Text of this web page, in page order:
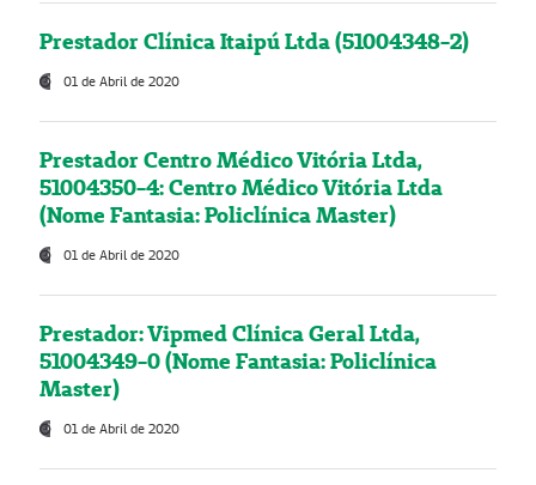
Prestador Clínica Itaipú Ltda (51004348-2)
01 de Abril de 2020
Prestador Centro Médico Vitória Ltda,
51004350-4: Centro Médico Vitória Ltda
(Nome Fantasia: Policlínica Master)
01 de Abril de 2020
Prestador: Vipmed Clínica Geral Ltda,
51004349-0 (Nome Fantasia: Policlínica
Master)
01 de Abril de 2020